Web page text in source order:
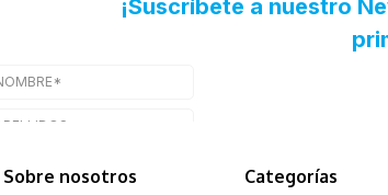
Sobre nosotros Categorías